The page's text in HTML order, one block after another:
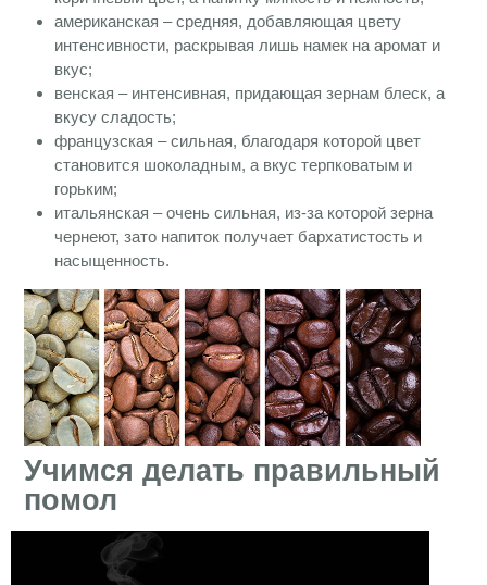
американская – средняя, добавляющая цвету
интенсивности, раскрывая лишь намек на аромат и
вкус;
венская – интенсивная, придающая зернам блеск, а
вкусу сладость;
французская – сильная, благодаря которой цвет
становится шоколадным, а вкус терпковатым и
горьким;
итальянская – очень сильная, из-за которой зерна
чернеют, зато напиток получает бархатистость и
насыщенность.
Учимся делать правильный
помол